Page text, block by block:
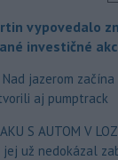
vypovedalo
investičné
Nad jazerom
aj pumptrack
S AUTOM V
jej už nedokázal